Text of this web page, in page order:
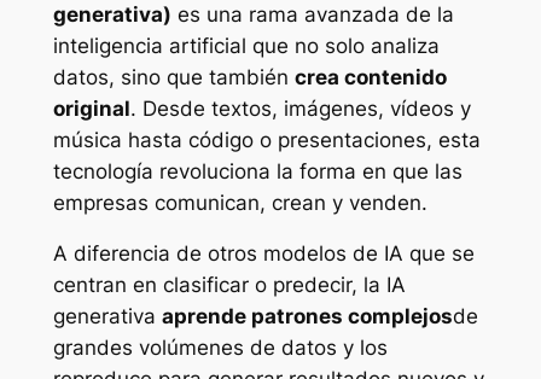
generativa) es una rama avanzada de la
inteligencia artificial que no solo analiza
datos, sino que también crea contenido
original. Desde textos, imágenes, vídeos y
música hasta código o presentaciones, esta
tecnología revoluciona la forma en que las
empresas comunican, crean y venden.
A diferencia de otros modelos de IA que se
centran en clasificar o predecir, la IA
generativa aprende patrones complejosde
grandes volúmenes de datos y los